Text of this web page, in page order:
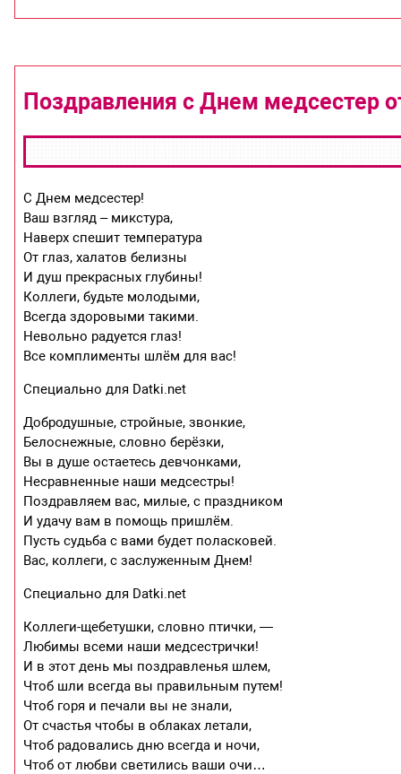
Поздравления с Днем медсестер
С Днем медсестер!
Ваш взгляд – микстура,
Наверх спешит температура
От глаз, халатов белизны
И душ прекрасных глубины!
Коллеги, будьте молодыми,
Всегда здоровыми такими.
Невольно радуется глаз!
Все комплименты шлём для вас!
Специально для Datki.net
Добродушные, стройные, звонкие,
Белоснежные, словно берёзки,
Вы в душе остаетесь девчонками,
Несравненные наши медсестры!
Поздравляем вас, милые, с праздником
И удачу вам в помощь пришлём.
Пусть судьба с вами будет поласковей.
Вас, коллеги, с заслуженным Днем!
Специально для Datki.net
Коллеги-щебетушки, словно птички, —
Любимы всеми наши медсестрички!
И в этот день мы поздравленья шлем,
Чтоб шли всегда вы правильным путем!
Чтоб горя и печали вы не знали,
От счастья чтобы в облаках летали,
Чтоб радовались дню всегда и ночи,
Чтоб от любви светились ваши очи…